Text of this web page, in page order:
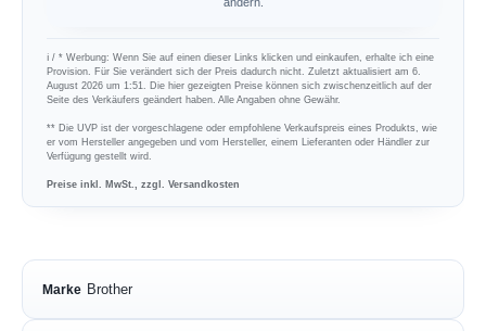
ℹ︎ / * Werbung: Wenn Sie auf einen dieser Links klicken und einkaufen, erhalte ich eine
Provision. Für Sie verändert sich der Preis dadurch nicht. Zuletzt aktualisiert am 6.
August 2026 um 1:51. Die hier gezeigten Preise können sich zwischenzeitlich auf der
Seite des Verkäufers geändert haben. Alle Angaben ohne Gewähr.
** Die UVP ist der vorgeschlagene oder empfohlene Verkaufspreis eines Produkts, wie
er vom Hersteller angegeben und vom Hersteller, einem Lieferanten oder Händler zur
Verfügung gestellt wird.
Preise inkl. MwSt., zzgl. Versandkosten
Marke Brother